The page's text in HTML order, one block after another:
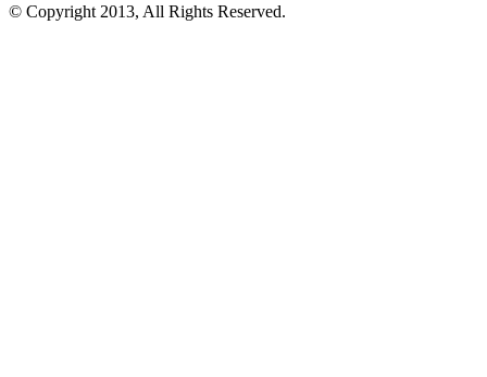
© Copyright 2013, All Rights Reserved.